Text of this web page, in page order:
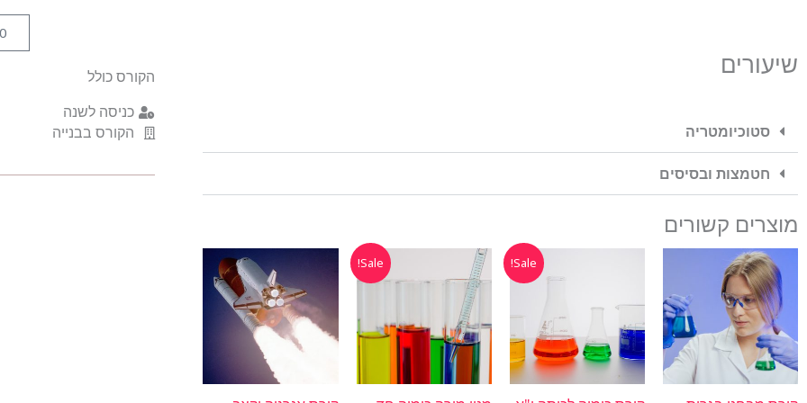
שיעורים
סטוכיומטריה
חטמצות ובסיסים
מוצרים קשורים
Sale!
₪770.
המחיר
הנוכחי
Sale!
היה:
המחיר
הנוכחי
הוא:
מהירה
-
לכיתה
0
הקורס כולל
כניסה לשנה
הקורס בבנייה